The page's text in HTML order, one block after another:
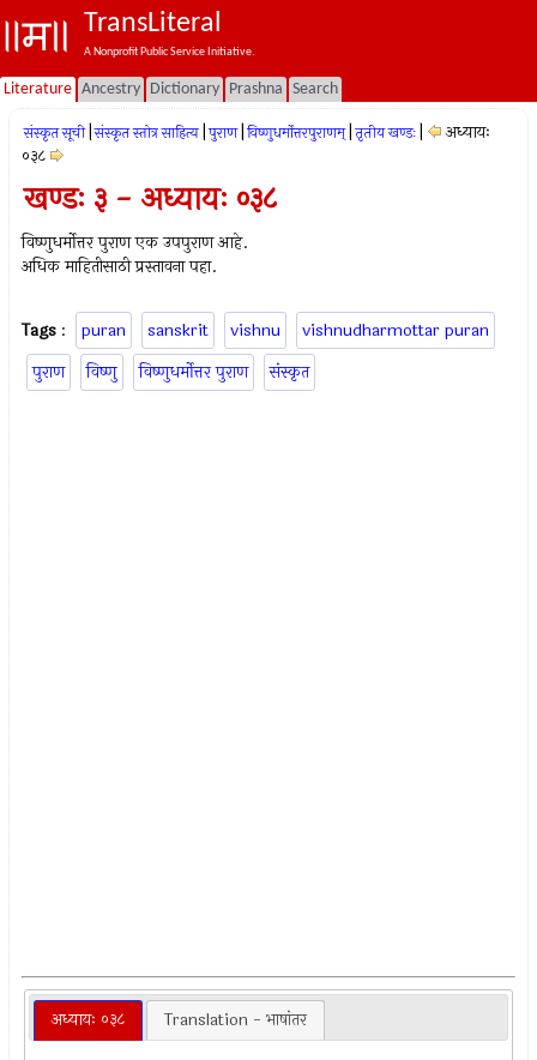
TransLiteral
A Nonprofit Public Service Initiative.
Literature Ancestry Dictionary Prashna Search
संस्कृत सूची संस्कृत स्तोत्र साहित्य पुराण विष्णुधर्मोत्तरपुराणम् तृतीय खण्डः
अध्यायः
०३८
खण्डः ३ - अध्यायः ०३८
विष्णुधर्मोत्तर पुराण एक उपपुराण आहे.
अधिक माहितीसाठी प्रस्तावना पहा.
Tags : puran sanskrit vishnu
vishnudharmottar puran
पुराण
विष्णु विष्णुधर्मोत्तर पुराण संस्कृत
अध्यायः ०३८ Translation - भाषांतर